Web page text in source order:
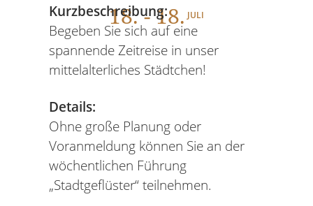
18. - 18. JULI
Kurzbeschreibung:
Begeben Sie sich auf eine
spannende Zeitreise in unser
mittelalterliches Städtchen!
Details:
Ohne große Planung oder
Voranmeldung können Sie an der
wöchentlichen Führung
„Stadtgeflüster“ teilnehmen.